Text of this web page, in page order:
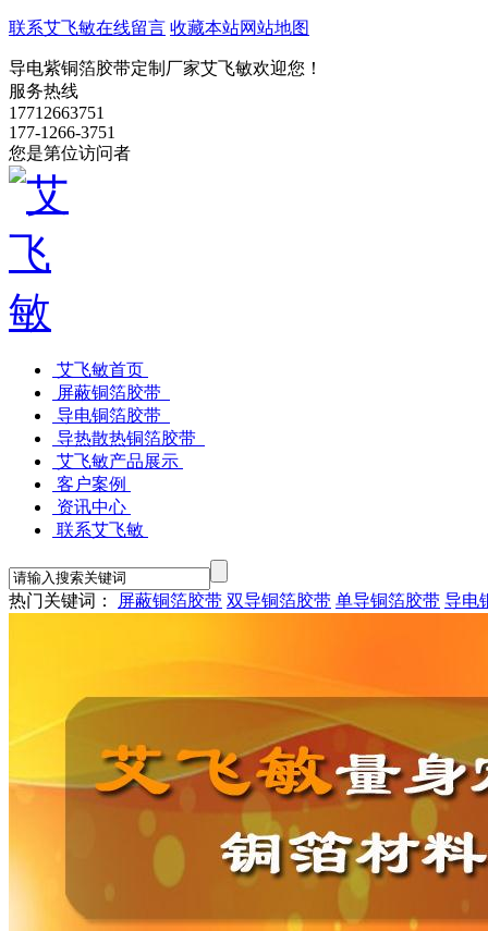
联系艾飞敏在线留言 收藏本站网站地图
导电紫铜箔胶带定制厂家艾飞敏欢迎您！
服务热线
17712663751
177-1266-3751
您是第位访问者
艾飞敏首页
屏蔽铜箔胶带
导电铜箔胶带
导热散热铜箔胶带
艾飞敏产品展示
客户案例
资讯中心
联系艾飞敏
热门关键词： 屏蔽铜箔胶带 双导铜箔胶带 单导铜箔胶带 导电